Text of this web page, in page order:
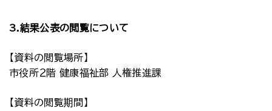
3.結果公表の閲覧について
【資料の閲覧場所】
市役所２階 健康福祉部 人権推進課
【資料の閲覧期間】